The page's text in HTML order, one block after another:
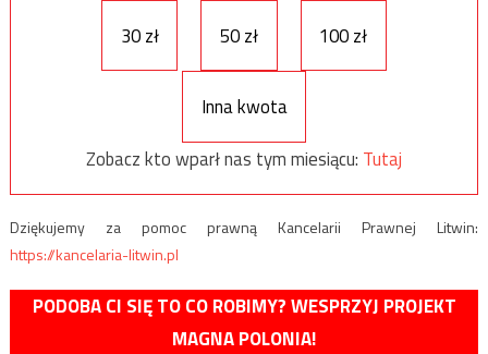
30 zł
50 zł 100 zł
Inna kwota
Zobacz kto wparł nas tym miesiącu: Tutaj
Dziękujemy za pomoc prawną Kancelarii Prawnej Litwin:
https://kancelaria-litwin.pl
PODOBA CI SIĘ TO CO ROBIMY? WESPRZYJ PROJEKT
MAGNA POLONIA!